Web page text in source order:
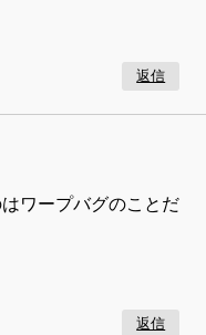
返信
ワープバグのことだ
返信